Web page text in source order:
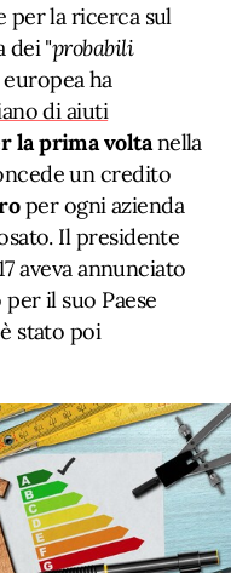
per la ricerca sul
dei "probabili
europea ha
di aiuti
la prima voltanella
un credito
per ogni azienda
Il presidente
aveva annunciato
il suo Paese
stato poi